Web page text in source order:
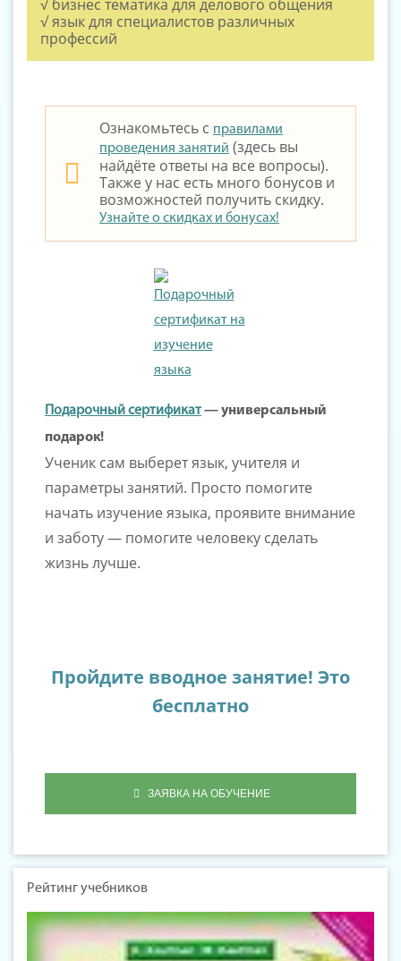
√ бизнес тематика для делового общения
√ язык для специалистов различных
профессий
Ознакомьтесь с правилами
проведения занятий (здесь вы
найдёте ответы на все вопросы).
Также у нас есть много бонусов и
возможностей получить скидку.
Узнайте о скидках и бонусах!
Подарочный сертификат— универсальный
подарок!
Ученик сам выберет язык, учителя и
параметры занятий. Просто помогите
начать изучение языка, проявите внимание
и заботу — помогите человеку сделать
жизнь лучше.
Пройдите вводное занятие! Это
бесплатно
ЗАЯВКА НА ОБУЧЕНИЕ
Рейтинг учебников